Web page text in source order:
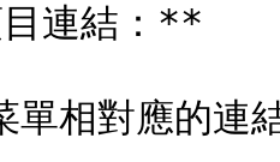
連結：**
單相對應的連